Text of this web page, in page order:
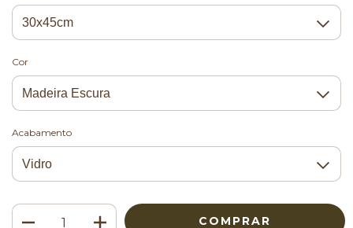
Cor
Acabamento